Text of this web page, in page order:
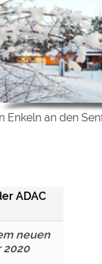
Enkeln an den
ADAC
neuen
2020